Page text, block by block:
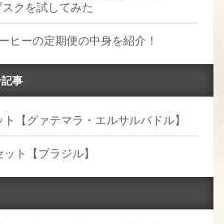
クを試してみた
ヒーの定期便の中身を紹介！
事
【グァテマラ・エルサルバドル】
ト【ブラジル】